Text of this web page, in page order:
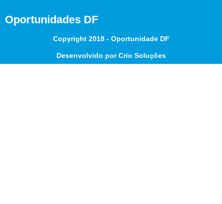
Oportunidades DF
Copyright 2018 - Oportunidade DF
Desenvolvido por Crio Soluções